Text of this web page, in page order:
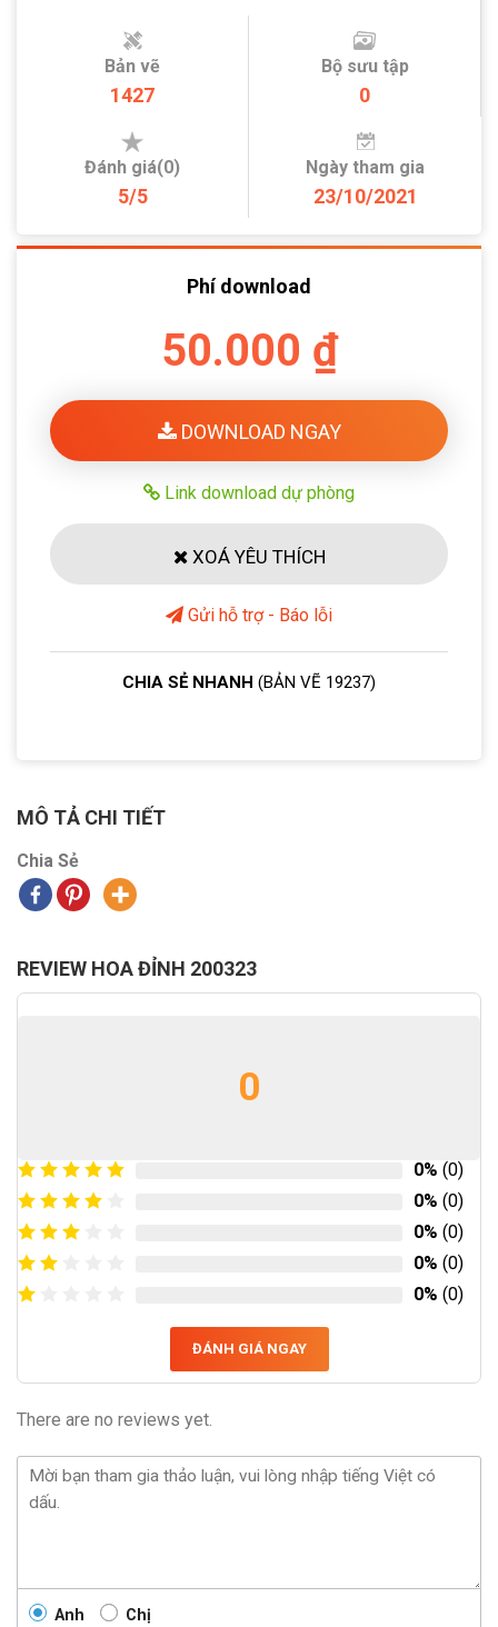
Bản vẽ
1427
Bộ sưu tập
0
Đánh giá(0)
5/5
Ngày tham gia
23/10/2021
Phí download
50.000 ₫
DOWNLOAD NGAY
Link download dự phòng
XOÁ YÊU THÍCH
Gửi hỗ trợ - Báo lỗi
CHIA SẺ NHANH (BẢN VẼ 19237)
MÔ TẢ CHI TIẾT
Chia Sẻ
REVIEW HOA ĐỈNH 200323
0
0% (0)
0% (0)
0% (0)
0% (0)
0% (0)
ĐÁNH GIÁ NGAY
There are no reviews yet.
Anh Chị